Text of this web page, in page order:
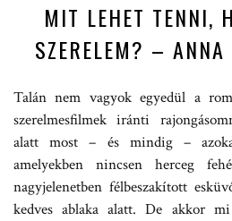
MIT LEHET TENNI,
SZERELEM? –
Talán nem vagyok egyedül a
szerelmesfilmek iránti
alatt most – és mindig –
amelyekben nincsen herceg
nagyjelenetben félbeszakított
kedves ablaka alatt. De akkor